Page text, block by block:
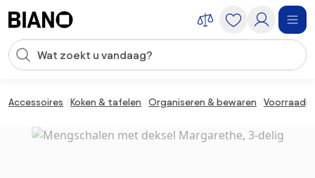
Zoekopdracht invoeren
Accessoires Koken & tafelen Organiseren & bewaren